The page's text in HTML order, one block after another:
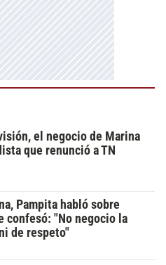
el negocio de Marina
que renunció a TN
Pampita habló sobre
confesó: "No negocio la
de respeto"